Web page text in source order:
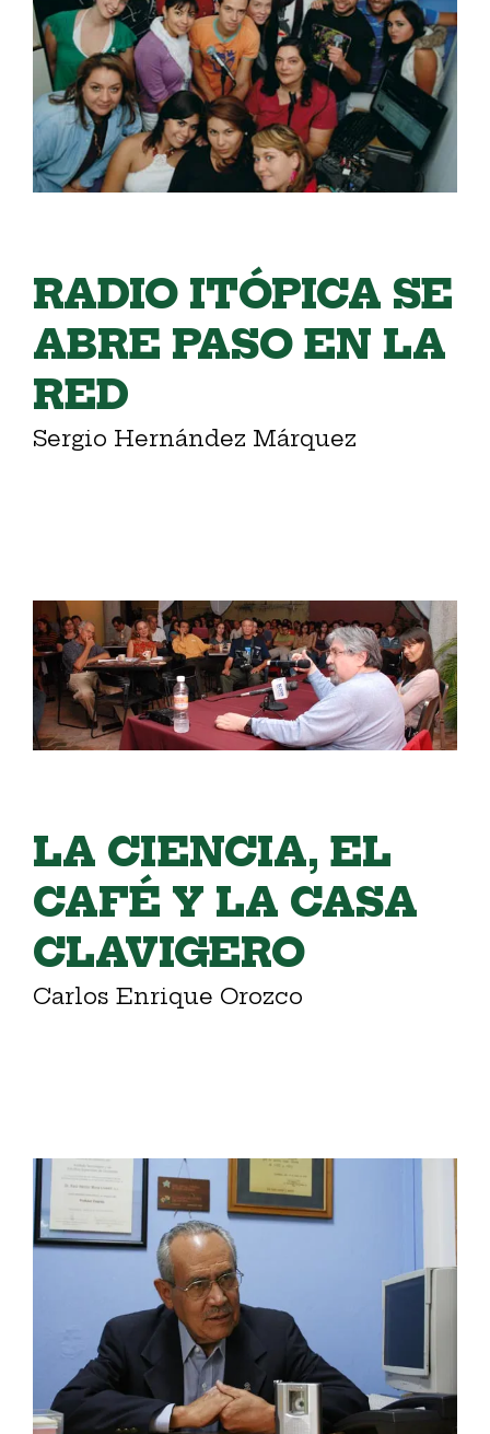
RADIO ITÓPICA SE
ABRE PASO EN LA
RED
Sergio Hernández Márquez
LA CIENCIA, EL
CAFÉ Y LA CASA
CLAVIGERO
Carlos Enrique Orozco